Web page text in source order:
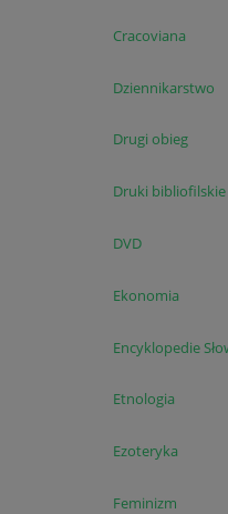
Cracoviana
Dziennikarstwo
Drugi obieg
Druki bibliofilskie
DVD
Ekonomia
Encyklopedie
Etnologia
Ezoteryka
Feminizm